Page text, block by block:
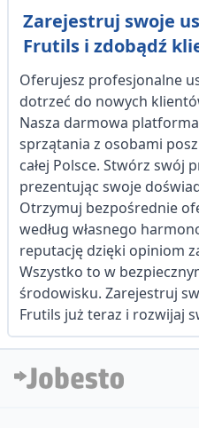
Zarejestruj swoje
Frutils i zdobądź
Oferujesz profesjonalne
dotrzeć do nowych
Nasza darmowa
sprzątania z osobami
całej Polsce. Stwórz swój
prezentując swoje
Otrzymuj bezpośrednie
według własnego
reputację dzięki opiniom
Wszystko to w
środowisku. Zarejestruj
Frutils już teraz i rozwijaj